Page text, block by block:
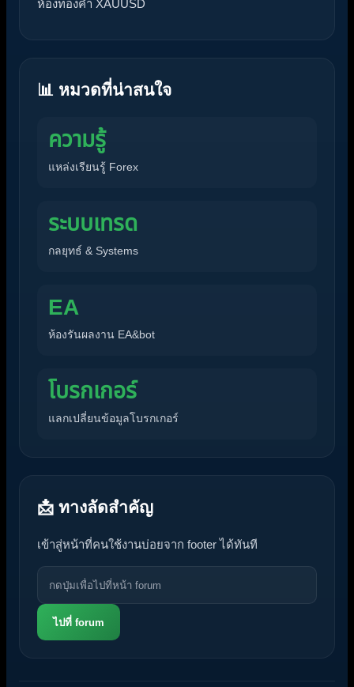
ห้องทองคำ XAUUSD
📊 หมวดที่น่าสนใจ
ความรู้
แหล่งเรียนรู้ Forex
ระบบเทรด
กลยุทธ์ & Systems
EA
ห้องรันผลงาน EA&bot
โบรกเกอร์
แลกเปลี่ยนข้อมูลโบรกเกอร์
📩 ทางลัดสำคัญ
เข้าสู่หน้าที่คนใช้งานบ่อยจาก footer ได้ทันที
ไปที่ forum